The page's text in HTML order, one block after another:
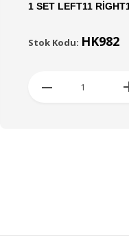
1 SET LEFT11
Stok Kodu: HK982